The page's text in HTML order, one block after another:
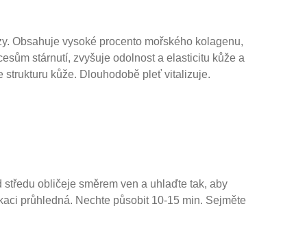
Obsahuje vysoké procento mořského kolagenu,
stárnutí, zvyšuje odolnost a elasticitu kůže a
strukturu kůže. Dlouhodobě pleť vitalizuje.
obličeje směrem ven a uhlaďte tak, aby
průhledná. Nechte působit 10-15 min. Sejměte